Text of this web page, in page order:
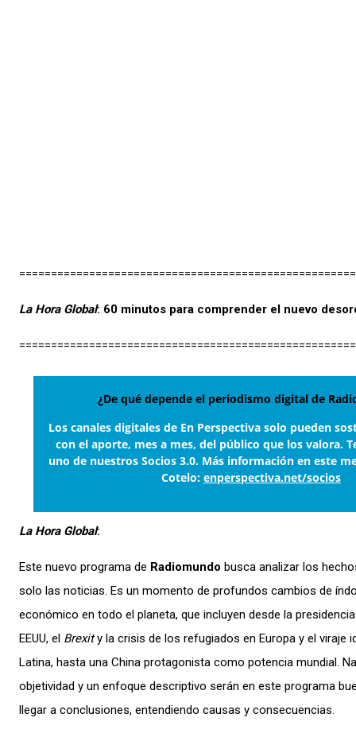
La Hora Global: 60 minutos para comprender el nuevo
¿De qué depende el periodismo digital de
Los canales digitales de En Perspectiva solo pueden
con el aporte, mes a mes, del público que los valora.
uno de nuestros Socios 3.0. Más información en este
Cotelo: enperspectiva.net/socios
La Hora Global:
Este nuevo programa de Radiomundo busca analizar los
solo las noticias. Es un momento de profundos cambios de
económico en todo el planeta, que incluyen desde la
EEUU, el Brexity la crisis de los refugiados en Europa y el viraje
Latina, hasta una China protagonista como potencia mundial.
objetividad y un enfoque descriptivo serán en este programa
llegar a conclusiones, entendiendo causas y consecuencias.